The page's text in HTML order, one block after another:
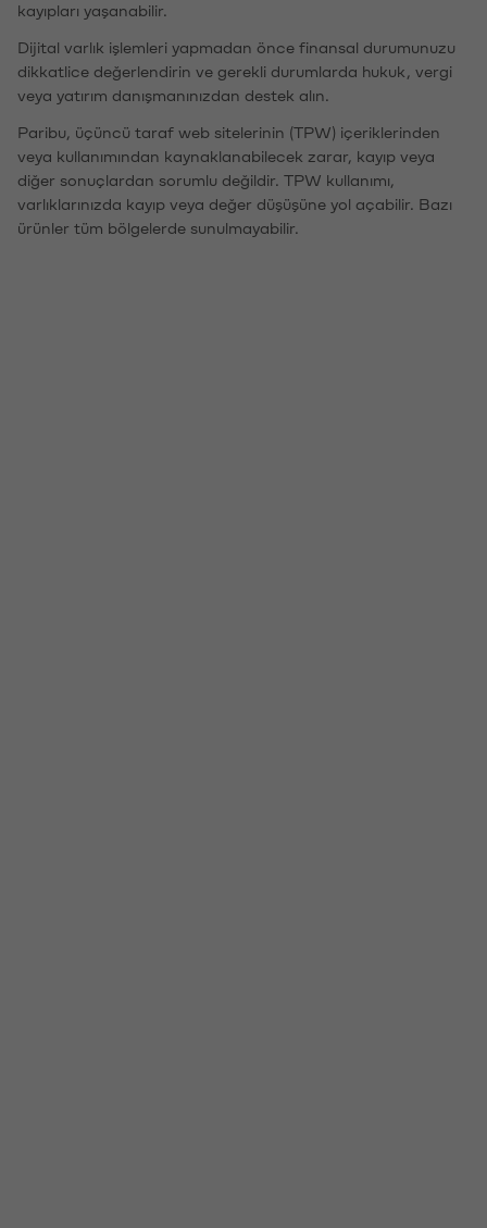
kayıpları yaşanabilir.
Dijital varlık işlemleri yapmadan önce finansal durumunuzu
dikkatlice değerlendirin ve gerekli durumlarda hukuk, vergi
veya yatırım danışmanınızdan destek alın.
Paribu, üçüncü taraf web sitelerinin (TPW) içeriklerinden
veya kullanımından kaynaklanabilecek zarar, kayıp veya
diğer sonuçlardan sorumlu değildir. TPW kullanımı,
varlıklarınızda kayıp veya değer düşüşüne yol açabilir. Bazı
ürünler tüm bölgelerde sunulmayabilir.